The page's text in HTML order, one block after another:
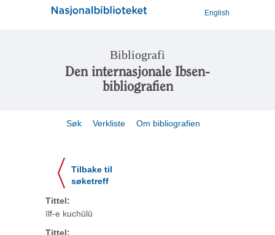
English
Bibliografi
Den internasjonale Ibsen-
bibliografien
Søk Verkliste Om bibliografien
Tilbake til
søketreff
Tittel:
īlf-e kuchūlū
Tittel: